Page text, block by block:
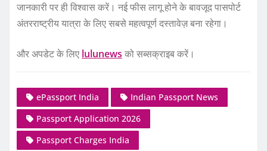
जानकारी पर ही विश्वास करें। नई फीस लागू होने के बावजूद पासपोर्ट
अंतरराष्ट्रीय यात्रा के लिए सबसे महत्वपूर्ण दस्तावेज़ बना रहेगा।
और अपडेट के लिए lulunews को सब्सक्राइब करें।
ePassport India
Indian Passport News
Passport Application 2026
Passport Charges India